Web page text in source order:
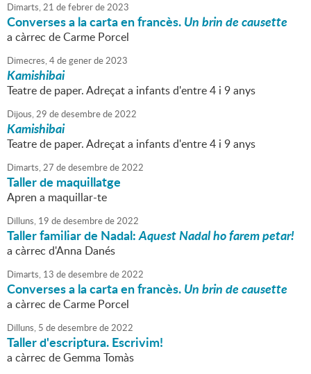
Dimarts,21 defebrerde2023
Converses a la carta en francès.Un brin de causette
a càrrec de Carme Porcel
Dimecres,4degenerde2023
Kamishibai
Teatre de paper. Adreçat a infants d'entre 4 i 9 anys
Dijous,29 dedesembrede2022
Kamishibai
Teatre de paper. Adreçat a infants d'entre 4 i 9 anys
Dimarts,27 dedesembrede2022
Taller de maquillatge
Apren a maquillar-te
Dilluns, 19 dedesembrede2022
Taller familiar de Nadal:Aquest Nadal ho farem petar!
a càrrec d'Anna Danés
Dimarts, 13 dedesembrede2022
Converses a la carta en francès.Un brin de causette
a càrrec de Carme Porcel
Dilluns, 5 dedesembrede2022
Taller d'escriptura. Escrivim!
a càrrec de Gemma Tomàs